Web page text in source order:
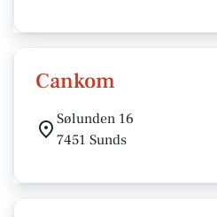
Cankom
Sølunden 16
7451 Sunds